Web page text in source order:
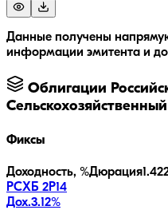
Данные получены
информации эмитента и
Облигации
Фиксы
Доходность, %Дюрация1.4
РСХБ 2Р14
Дох.3.12%